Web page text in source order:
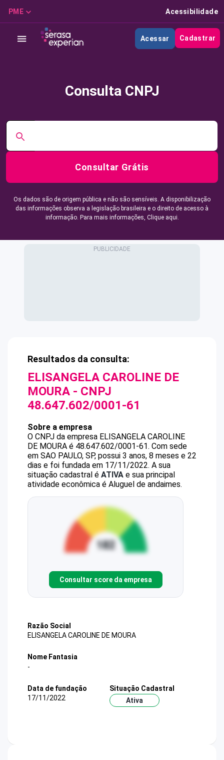
PME Acessibilidade
Acessar Cadastrar
Consulta CNPJ
Consultar Grátis
Os dados são de origem pública e não são sensíveis. A disponibilização
das informações observa a legislação brasileira e o direito de acesso à
informação. Para mais informações, Clique aqui.
Resultados da consulta:
ELISANGELA CAROLINE DE
MOURA - CNPJ
48.647.602/0001-61
Sobre a empresa
O CNPJ da empresa ELISANGELA CAROLINE
DE MOURA é 48.647.602/0001-61. Com sede
em SAO PAULO, SP, possui 3 anos, 8 meses e 22
dias e foi fundada em 17/11/2022. A sua
situação cadastral é ATIVA e sua principal
atividade econômica é Aluguel de andaimes.
Consultar score da empresa
Razão Social
ELISANGELA CAROLINE DE MOURA
Nome Fantasia
-
Data de fundação
17/11/2022
Situação Cadastral
Ativa